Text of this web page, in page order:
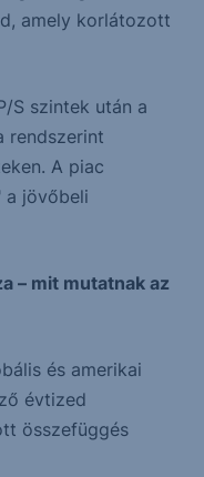
amely korlátozott
S szintek után a
rendszerint
A piac
a jövőbeli
– mit mutatnak az
és amerikai
évtized
összefüggés